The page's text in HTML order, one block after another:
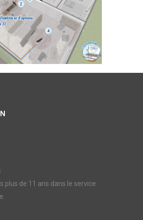
plus de 11 ans dans le service